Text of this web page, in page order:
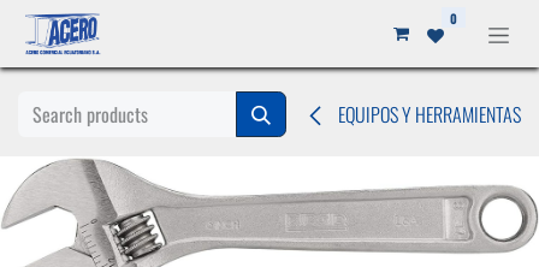
Ir al contenido 0
EQUIPOS Y HERRAMIENTAS